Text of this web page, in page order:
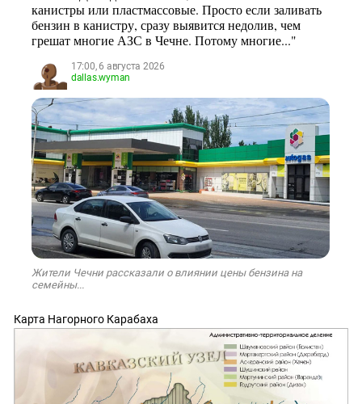
канистры или пластмассовые. Просто если заливать
бензин в канистру, сразу выявится недолив, чем
грешат многие АЗС в Чечне. Потому многие..."
17:00, 6 августа 2026
dallas.wyman
Жители Чечни рассказали о влиянии цены бензина на
семейны...
Карта Нагорного Карабаха